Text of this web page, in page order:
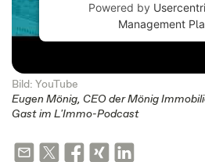
Powered by
Management
Bild: YouTube
Eugen Mönig, CEO der Mönig
Gast im L'Immo-Podcast